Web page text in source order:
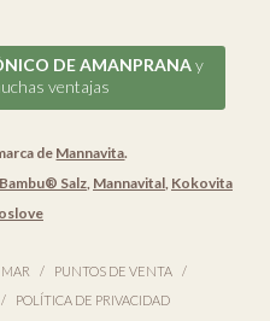
DE AMANPRANAy
ventajas
de Mannavita.
Bambu® Salz, Mannavital, Kokovita
PUNTOS DE VENTA
POLÍTICA DE PRIVACIDAD